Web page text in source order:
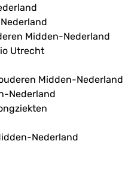
Midden-Nederland
Utrecht
Midden-Nederland
Nederland
Nederland